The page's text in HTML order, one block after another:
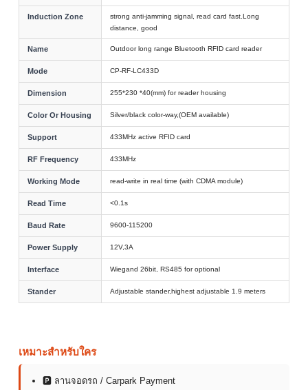
Induction Zone
strong anti-jamming signal, read card fast.Long
distance, good
Name Outdoor long range Bluetooth RFID card reader
Mode CP-RF-LC433D
Dimension 255*230 *40(mm) for reader housing
Color Or Housing Silver/black color-way,(OEM available)
Support 433MHz active RFID card
RF Frequency 433MHz
Working Mode read-write in real time (with CDMA module)
Read Time <0.1s
Baud Rate 9600-115200
Power Supply 12V,3A
Interface Wiegand 26bit, RS485 for optional
Stander Adjustable stander,highest adjustable 1.9 meters
เหมาะสำหรับใคร
🅿 ลานจอดรถ / Carpark Payment